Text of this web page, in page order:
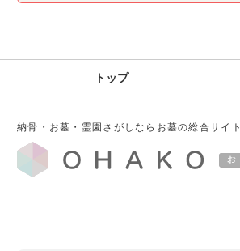
トップ
納骨・お墓・霊園さがしならお墓の総合サイト